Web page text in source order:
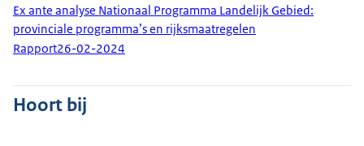
Ex ante analyse Nationaal Programma Landelijk Gebied:
provinciale programma’s en rijksmaatregelen
Rapport26-02-2024
Hoort bij